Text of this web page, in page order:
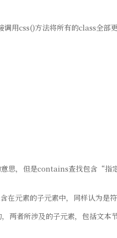
调用css()方法将所有的class全部
思，但是contains查找包含“指
元素的子元素中，同样认为是符
两者所涉及的子元素，包括文本